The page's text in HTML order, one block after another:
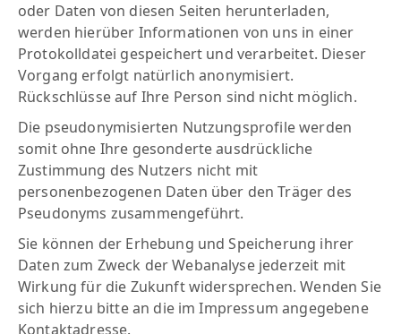
oder Daten von diesen Seiten herunterladen,
werden hierüber Informationen von uns in einer
Protokolldatei gespeichert und verarbeitet. Dieser
Vorgang erfolgt natürlich anonymisiert.
Rückschlüsse auf Ihre Person sind nicht möglich.
Die pseudonymisierten Nutzungsprofile werden
somit ohne Ihre gesonderte ausdrückliche
Zustimmung des Nutzers nicht mit
personenbezogenen Daten über den Träger des
Pseudonyms zusammengeführt.
Sie können der Erhebung und Speicherung ihrer
Daten zum Zweck der Webanalyse jederzeit mit
Wirkung für die Zukunft widersprechen. Wenden Sie
sich hierzu bitte an die im Impressum angegebene
Kontaktadresse.